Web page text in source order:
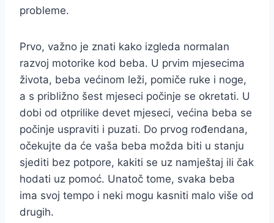
probleme.
Prvo, važno je znati kako izgleda normalan
razvoj motorike kod beba. U prvim mjesecima
života, beba većinom leži, pomiče ruke i noge,
a s približno šest mjeseci počinje se okretati. U
dobi od otprilike devet mjeseci, većina beba se
počinje uspraviti i puzati. Do prvog rođendana,
očekujte da će vaša beba možda biti u stanju
sjediti bez potpore, kakiti se uz namještaj ili čak
hodati uz pomoć. Unatoč tome, svaka beba
ima svoj tempo i neki mogu kasniti malo više od
drugih.